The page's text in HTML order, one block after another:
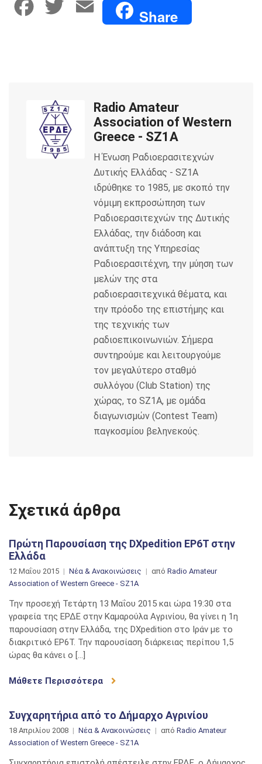
b
o
t
e
E
l
Share
Radio Amateur
Association of Western
Greece - SZ1A
Η Ένωση Ραδιοερασιτεχνών
Δυτικής Ελλάδας - SZ1A
ιδρύθηκε το 1985, με σκοπό την
νόμιμη εκπροσώπηση των
Ραδιοερασιτεχνών της Δυτικής
Ελλάδας, την διάδοση και
ανάπτυξη της Υπηρεσίας
Ραδιοερασιτέχνη, την μύηση των
μελών της στα
ραδιοερασιτεχνικά θέματα, και
την πρόοδο της επιστήμης και
της τεχνικής των
ραδιοεπικοινωνιών. Σήμερα
συντηρούμε και λειτουργούμε
τον μεγαλύτερο σταθμό
συλλόγου (Club Station) της
χώρας, το SZ1A, με ομάδα
διαγωνισμών (Contest Team)
παγκοσμίου βεληνεκούς.
Σχετικά άρθρα
Πρώτη Παρουσίαση της DXpedition EP6T στην
Ελλάδα
12 Μαΐου 2015 Νέα & Ανακοινώσεις από Radio Amateur
Association of Western Greece - SZ1A
Την προσεχή Τετάρτη 13 Μαΐου 2015 και ώρα 19:30 στα
γραφεία της ΕΡΔΕ στην Καμαρούλα Αγρινίου, θα γίνει η 1η
παρουσίαση στην Ελλάδα, της DXpedition στο Ιράν με το
διακριτικό EP6T. Την παρουσίαση διάρκειας περίπου 1,5
ώρας θα κάνει ο […]
Μάθετε Περισσότερα
Συγχαρητήρια από το Δήμαρχο Αγρινίου
18 Απριλίου 2008 Νέα & Ανακοινώσεις από Radio Amateur
Association of Western Greece - SZ1A